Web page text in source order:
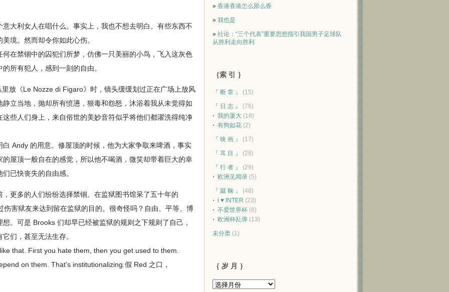
利女人在唱什么。事实上，我也不想去明白。有些东西不
境。然而却令你如此心伤。
禁锢中的囚犯们所梦，仿佛一只美丽的小鸟，飞入这灰色
所有犯人，感到一刻的自由。
《Le Nozze di Figaro》时，镜头缓缓划过正在广场上放风
立当地，抛却所有愤懑，狠毒和怨怒，沐浴着我从未觉得如
些人们身上，来自俗世的美妙音符似乎将他们都濯洗得纯净
的用意。修屋顶的时候，他为大家争取来啤酒，事实
屋顶一般自在的感觉，所以他不喝酒，微笑却带着巨大的幸
已快丧失的自由感。
多的人们纷纷选择禁锢。在监狱图书馆呆了五十年的
害狱友来达到留在监狱的目的。很奇怪吗？自由、平等、博
。可是 Brooks 们却早已经被监狱的规则之下规则了自己，
们，甚至无法生存。
First you hate them, then you get used to them.
on them. That’s institutionalizing.假 Red 之口，
» 香港香港怎么那么香
» 我也是
» 社论：“三个代表”重要思想指引我国男子足球队
从胜利走向胜利
｛索 引 ｝
『 断 章 』
(15)
『 日 志 』
(76)
我的厦大 (18)
有狗如花 (2)
『 映 画 』
(17)
『 耳 目 』
(28)
『 行 者 』
(29)
欧洲见闻录 (5)
『 蹴 鞠 』
(48)
i ♥ INTER (23)
不爱世界杯 (8)
欧洲杯乱弹 (13)
未分类 (1)
｛ 岁 月 ｝